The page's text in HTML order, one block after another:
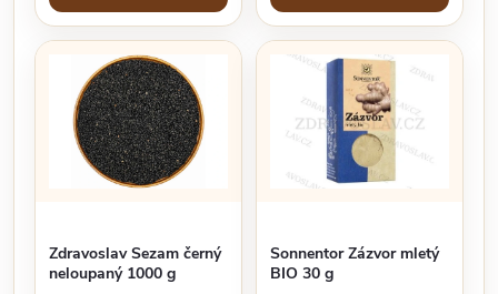
Zdravoslav Sezam černý
neloupaný 1000 g
Sonnentor Zázvor mletý
BIO 30 g